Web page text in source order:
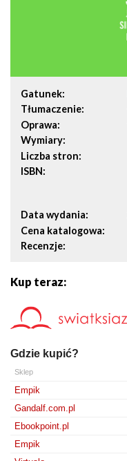
Gatunek
Tłumaczenie
Oprawa
Wymiary
Liczba stron
ISBN
Data wydania
Cena katalogowa
Recenzje
Kup teraz:
Gdzie kupić?
Sklep
Empik
Gandalf.com.pl
Ebookpoint.pl
Empik